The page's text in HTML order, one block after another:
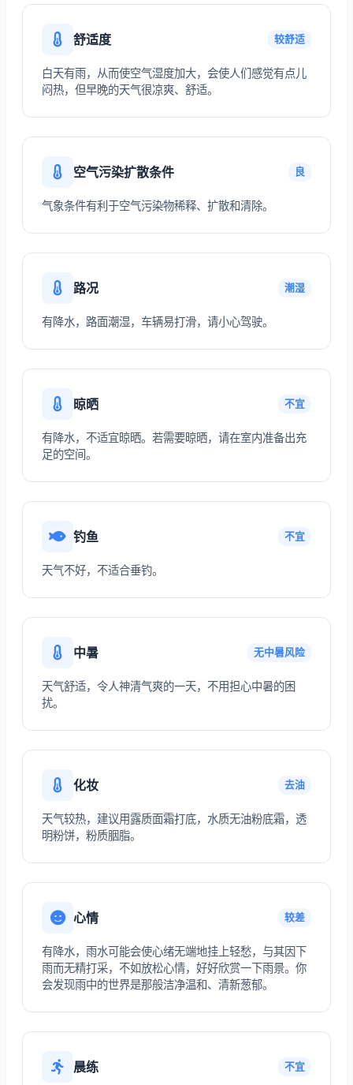
舒适度 较舒适
白天有雨，从而使空气湿度加大，会使人们感觉有点儿
闷热，但早晚的天气很凉爽、舒适。
空气污染扩散条件 良
气象条件有利于空气污染物稀释、扩散和清除。
路况 潮湿
有降水，路面潮湿，车辆易打滑，请小心驾驶。
晾晒 不宜
有降水，不适宜晾晒。若需要晾晒，请在室内准备出充
足的空间。
钓鱼 不宜
天气不好，不适合垂钓。
中暑 无中暑风险
天气舒适，令人神清气爽的一天，不用担心中暑的困
扰。
化妆 去油
天气较热，建议用露质面霜打底，水质无油粉底霜，透
明粉饼，粉质胭脂。
心情 较差
有降水，雨水可能会使心绪无端地挂上轻愁，与其因下
雨而无精打采，不如放松心情，好好欣赏一下雨景。你
会发现雨中的世界是那般洁净温和、清新葱郁。
晨练 不宜